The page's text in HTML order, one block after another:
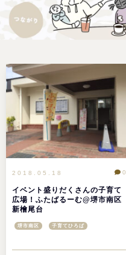
2018.05.18
イベント盛りだくさんの子育て
広場！ふたばるーむ@堺市南区
新檜尾台
0
堺市南区 子育てひろば